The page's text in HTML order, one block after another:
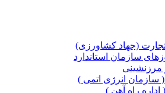
(جهاد کشاورزی)
سازمان استاندارد
مرزنشینی
( سازمان انرژی اتمی )
اداره راه آهن )